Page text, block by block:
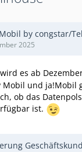
by congstar/
2025
es ab
Mobil und ja!Mobil
ob das
ist.